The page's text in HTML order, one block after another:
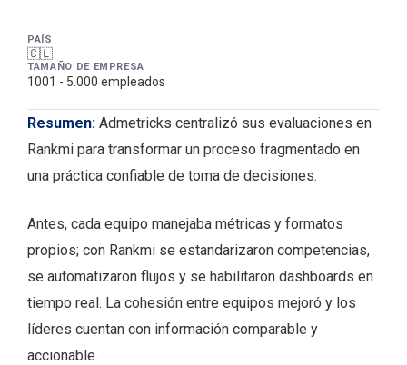
PAÍS
🇨🇱
TAMAÑO DE EMPRESA
1001 - 5.000 empleados
Descripción y
Resumen:Admetricks centralizó sus evaluaciones en
Rankmi para transformar un proceso fragmentado en
una práctica confiable de toma de decisiones.
Antes, cada equipo manejaba métricas y formatos
propios; con Rankmi se estandarizaron competencias,
se automatizaron flujos y se habilitaron dashboards en
tiempo real. La cohesión entre equipos mejoró y los
líderes cuentan con información comparable y
accionable.